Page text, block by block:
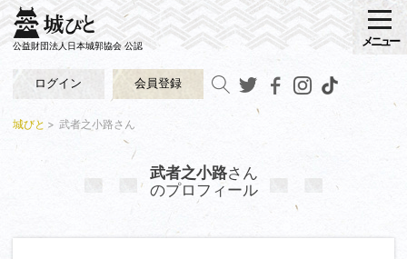
公益財団法人日本城郭協会 公認
ログイン 会員登録
メニュー
城びと 武者之小路さん
武者之小路さん
のプロフィール